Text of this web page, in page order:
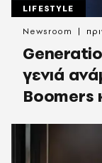
LIFESTYLE
γενιά
Boomers
Newsroom